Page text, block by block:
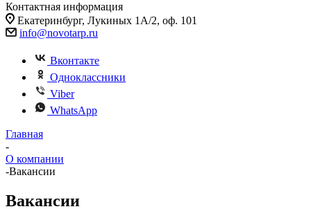
Контактная информация
Екатеринбург, Лукиных 1А/2, оф. 101
info@novotarp.ru
Вконтакте
Одноклассники
Viber
WhatsApp
Главная
-
О компании
-Вакансии
Вакансии